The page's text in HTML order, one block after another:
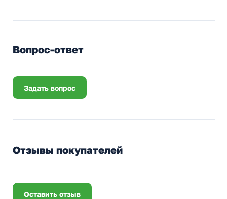
Вопрос-ответ
Задать вопрос
Отзывы покупателей
Оставить отзыв